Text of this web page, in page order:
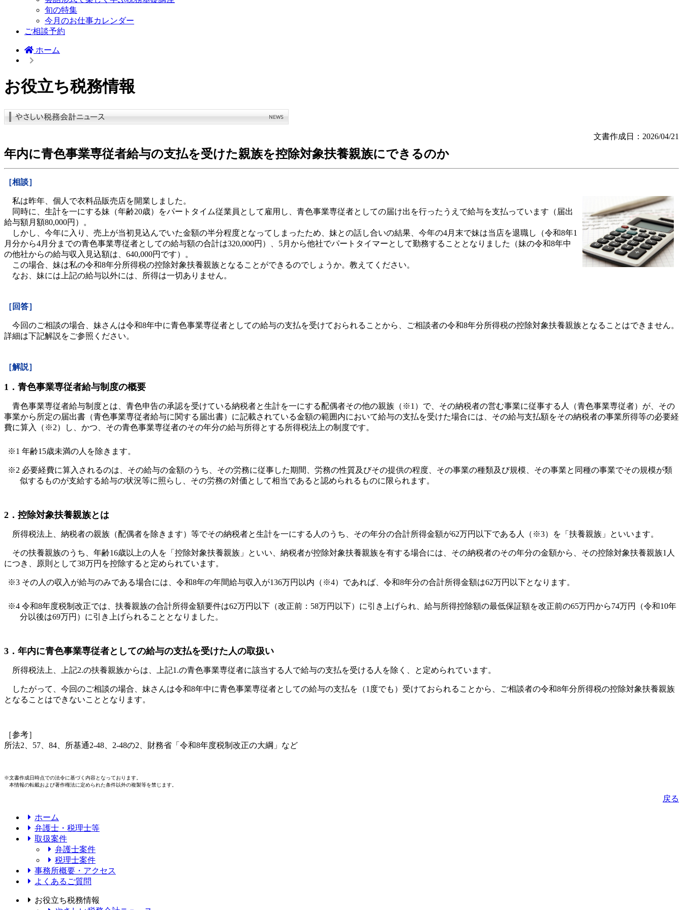
旬の特集
今月のお仕事カレンダー
ご相談予約
ホーム
お役立ち税務情報
文書作成日：2026/04/21
年内に青色事業専従者給与の支払を受けた親族を控除対象扶養親族にできるのか
［相談］
私は昨年、個人で衣料品販売店を開業しました。
同時に、生計を一にする妹（年齢20歳）をパートタイム従業員として雇用し、青色事業専従者としての届け出を行ったうえで給与を支払っています（届出
給与額月額80,000円）。
しかし、今年に入り、売上が当初見込んでいた金額の半分程度となってしまったため、妹との話し合いの結果、今年の4月末で妹は当店を退職し（令和8年1
月分から4月分までの青色事業専従者としての給与額の合計は320,000円）、5月から他社でパートタイマーとして勤務することとなりました（妹の令和8年中
の他社からの給与収入見込額は、640,000円です）。
この場合、妹は私の令和8年分所得税の控除対象扶養親族となることができるのでしょうか。教えてください。
なお、妹には上記の給与以外には、所得は一切ありません。
［回答］
今回のご相談の場合、妹さんは令和8年中に青色事業専従者としての給与の支払を受けておられることから、ご相談者の令和8年分所得税の控除対象扶養親族となることはできません。
詳細は下記解説をご参照ください。
［解説］
1．青色事業専従者給与制度の概要
青色事業専従者給与制度とは、青色申告の承認を受けている納税者と生計を一にする配偶者その他の親族（※1）で、その納税者の営む事業に従事する人（青色事業専従者）が、その
事業から所定の届出書（青色事業専従者給与に関する届出書）に記載されている金額の範囲内において給与の支払を受けた場合には、その給与支払額をその納税者の事業所得等の必要経
費に算入（※2）し、かつ、その青色事業専従者のその年分の給与所得とする所得税法上の制度です。
※1 年齢15歳未満の人を除きます。
※2 必要経費に算入されるのは、その給与の金額のうち、その労務に従事した期間、労務の性質及びその提供の程度、その事業の種類及び規模、その事業と同種の事業でその規模が類
似するものが支給する給与の状況等に照らし、その労務の対価として相当であると認められるものに限られます。
2．控除対象扶養親族とは
所得税法上、納税者の親族（配偶者を除きます）等でその納税者と生計を一にする人のうち、その年分の合計所得金額が62万円以下である人（※3）を「扶養親族」といいます。
その扶養親族のうち、年齢16歳以上の人を「控除対象扶養親族」といい、納税者が控除対象扶養親族を有する場合には、その納税者のその年分の金額から、その控除対象扶養親族1人
につき、原則として38万円を控除すると定められています。
※3 その人の収入が給与のみである場合には、令和8年の年間給与収入が136万円以内（※4）であれば、令和8年分の合計所得金額は62万円以下となります。
※4 令和8年度税制改正では、扶養親族の合計所得金額要件は62万円以下（改正前：58万円以下）に引き上げられ、給与所得控除額の最低保証額を改正前の65万円から74万円（令和10年
分以後は69万円）に引き上げられることとなりました。
3．年内に青色事業専従者としての給与の支払を受けた人の取扱い
所得税法上、上記2.の扶養親族からは、上記1.の青色事業専従者に該当する人で給与の支払を受ける人を除く、と定められています。
したがって、今回のご相談の場合、妹さんは令和8年中に青色事業専従者としての給与の支払を（1度でも）受けておられることから、ご相談者の令和8年分所得税の控除対象扶養親族
となることはできないこととなります。
［参考］
所法2、57、84、所基通2-48、2-48の2、財務省「令和8年度税制改正の大綱」など
※文書作成日時点での法令に基づく内容となっております。
本情報の転載および著作権法に定められた条件以外の複製等を禁じます。
戻る
ホーム
弁護士・税理士等
取扱案件
弁護士案件
税理士案件
事務所概要・アクセス
よくあるご質問
お役立ち税務情報